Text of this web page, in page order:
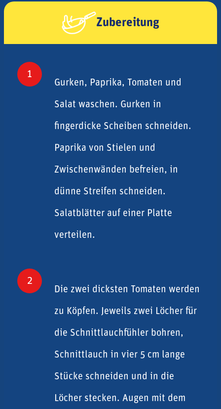
Zubereitung
1
Gurken, Paprika, Tomaten und
Salat waschen. Gurken in
fingerdicke Scheiben schneiden.
Paprika von Stielen und
Zwischenwänden befreien, in
dünne Streifen schneiden.
Salatblätter auf einer Platte
verteilen.
2
Die zwei dicksten Tomaten werden
zu Köpfen. Jeweils zwei Löcher für
die Schnittlauchfühler bohren,
Schnittlauch in vier 5 cm lange
Stücke schneiden und in die
Löcher stecken. Augen mit dem